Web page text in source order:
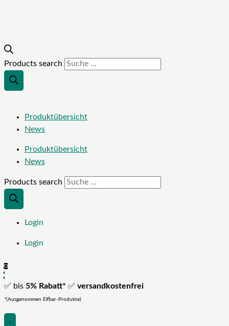
Products search
Produktübersicht
News
Produktübersicht
News
Products search
Login
Login
0
✅ bis 5% Rabatt* ✅ versandkostenfrei
*(Ausgenommen Elfbar-Produkte)